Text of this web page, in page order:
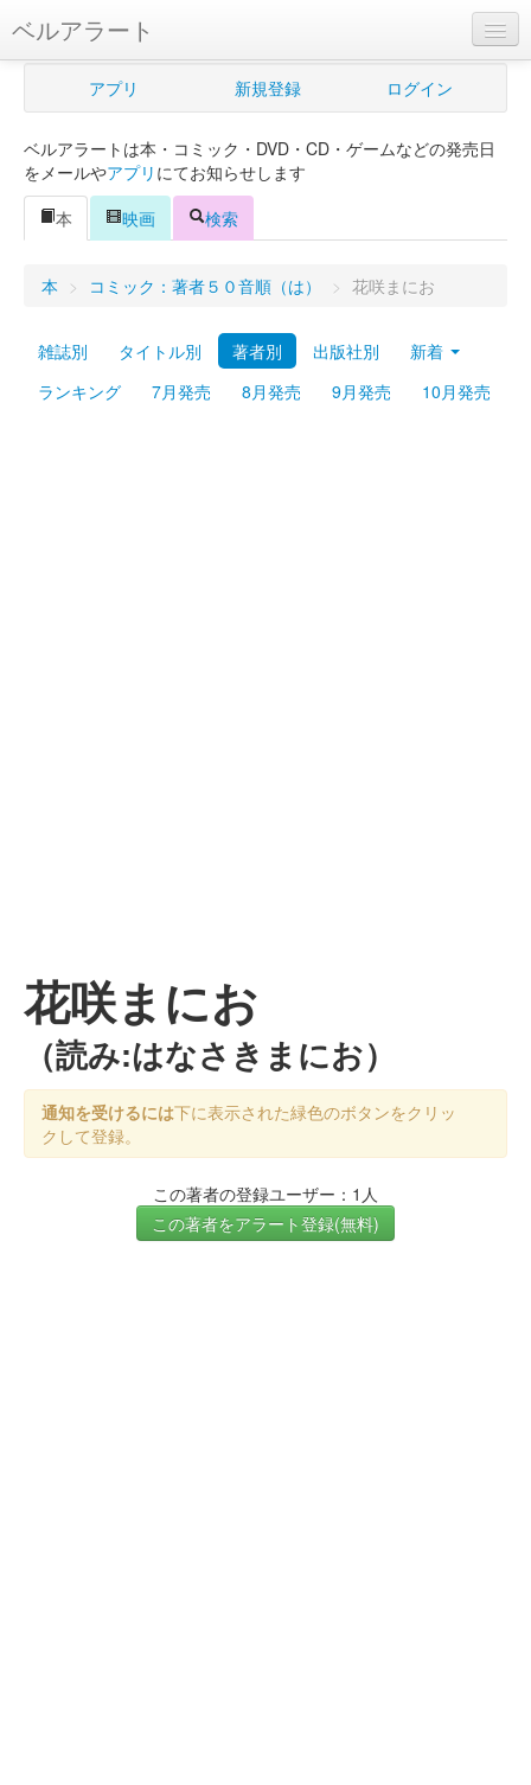
ベルアラート
ベルアラートとは
新規登録
ログイン
Myシェルフ
プレミアム
アプリ 新規登録 ログイン
ベルアラートは本・コミック・DVD・CD・ゲームなどの発売日
をメールやアプリ にてお知らせします
本
映画 検索
本 > コミック：著者５０音順（は） > 花咲まにお
雑誌別 タイトル別 著者別 出版社別
新着
ランキング
7月発売 8月発売 9月発売 10月発売
花咲まにお
（読み:はなさきまにお）
通知を受けるには下に表示された緑色のボタンをクリッ
クして登録。
この著者の登録ユーザー：1人
この著者をアラート登録(無料)